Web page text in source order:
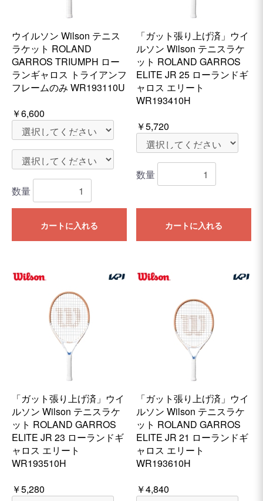
ウイルソン Wilson テニス
ラケット ROLAND
GARROS TRIUMPH ロー
ランギャロス トライアンフ
フレームのみ WR193110U
￥6,600
数量
カートに入れる
「ガット張り上げ済」ウイ
ルソン Wilson テニスラケ
ット ROLAND GARROS
ELITE JR 25 ローランドギ
ャロス エリート
WR193410H
￥5,720
数量
カートに入れる
「ガット張り上げ済」ウイ
ルソン Wilson テニスラケ
ット ROLAND GARROS
ELITE JR 23 ローランドギ
ャロス エリート
WR193510H
￥5,280
「ガット張り上げ済」ウイ
ルソン Wilson テニスラケ
ット ROLAND GARROS
ELITE JR 21 ローランドギ
ャロス エリート
WR193610H
￥4,840